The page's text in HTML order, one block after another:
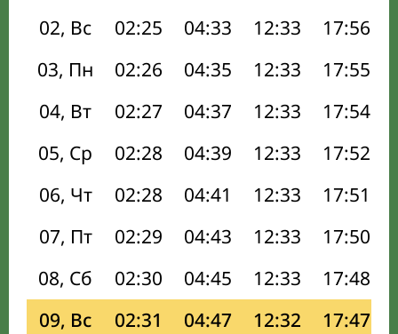
02, Вс
02:25 04:33 12:33 17:56
03, Пн
02:26 04:35 12:33 17:55
04, Вт
02:27 04:37 12:33 17:54
05, Ср
02:28 04:39 12:33 17:52
06, Чт
02:28 04:41 12:33 17:51
07, Пт
02:29 04:43 12:33 17:50
08, Сб
02:30 04:45 12:33 17:48
09, Вс
02:31 04:47 12:32 17:47